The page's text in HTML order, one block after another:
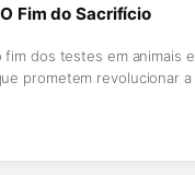
Fim do Sacrifício
fim dos testes em animais e
prometem revolucionar a